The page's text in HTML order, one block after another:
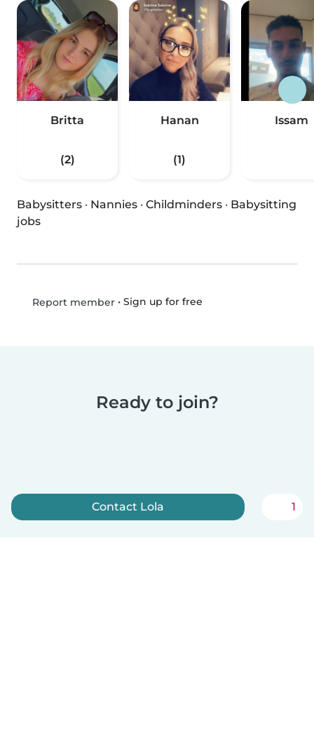
Britta
(2)
Hanan
(1)
Issam
Babysitters · Nannies · Childminders · Babysitting
jobs
Report member• Sign up for free
Ready to join?
Contact Lola 1